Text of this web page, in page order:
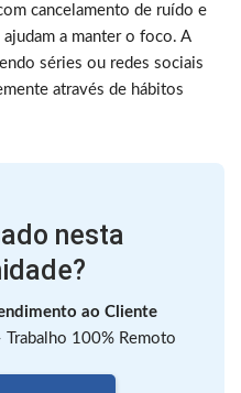
cancelamento de ruído e
a manter o foco. A
séries ou redes sociais
através de hábitos
nesta
ao Cliente
Trabalho 100% Remoto